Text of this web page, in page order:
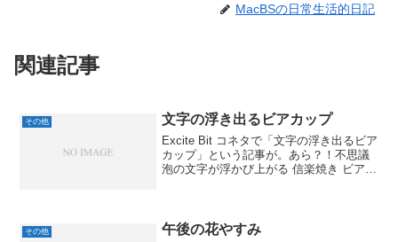
MacBSの日常生活的日記
関連記事
その他 文字の浮き出るビアカップ
Excite Bit コネタで「文字の浮き出るビア
カップ」という記事が。あら？！不思議
泡の文字が浮かび上がる 信楽焼き ビアカ
ね！ビ...
その他 午後の花やすみ